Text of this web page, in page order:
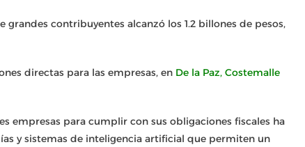
contribuyentes alcanzó los 1.2 billones de pesos,
directas para las empresas, en De la Paz, Costemalle
empresas para cumplir con sus obligaciones fiscales ha
y sistemas de inteligencia artificial que permiten un